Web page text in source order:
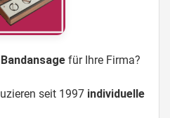
Bandansage für Ihre Firma?
seit 1997 individuelle